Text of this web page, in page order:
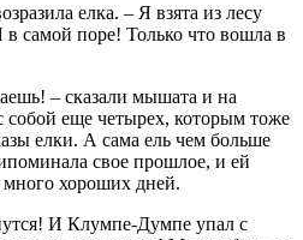
елка. – Я взята из лесу
самой поре! Только что вошла в
– сказали мышата и на
еще четырех, которым тоже
елки. А сама ель чем больше
свое прошлое, и ей
много хороших дней.
И Клумпе-Думпе упал с